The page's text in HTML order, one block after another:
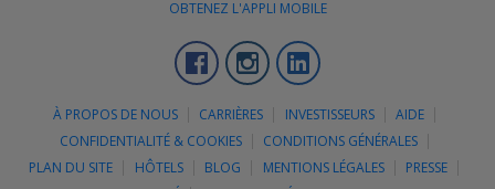
OBTENEZ L'APPLI MOBILE
FacebookInstagram
À PROPOS DE NOUS CARRIÈRES INVESTISSEURS
AIDE
CONFIDENTIALITÉ & COOKIES
CONDITIONS GÉNÉRALES
PLAN DU SITE
HÔTELS BLOG MENTIONS LÉGALES
PRESSE